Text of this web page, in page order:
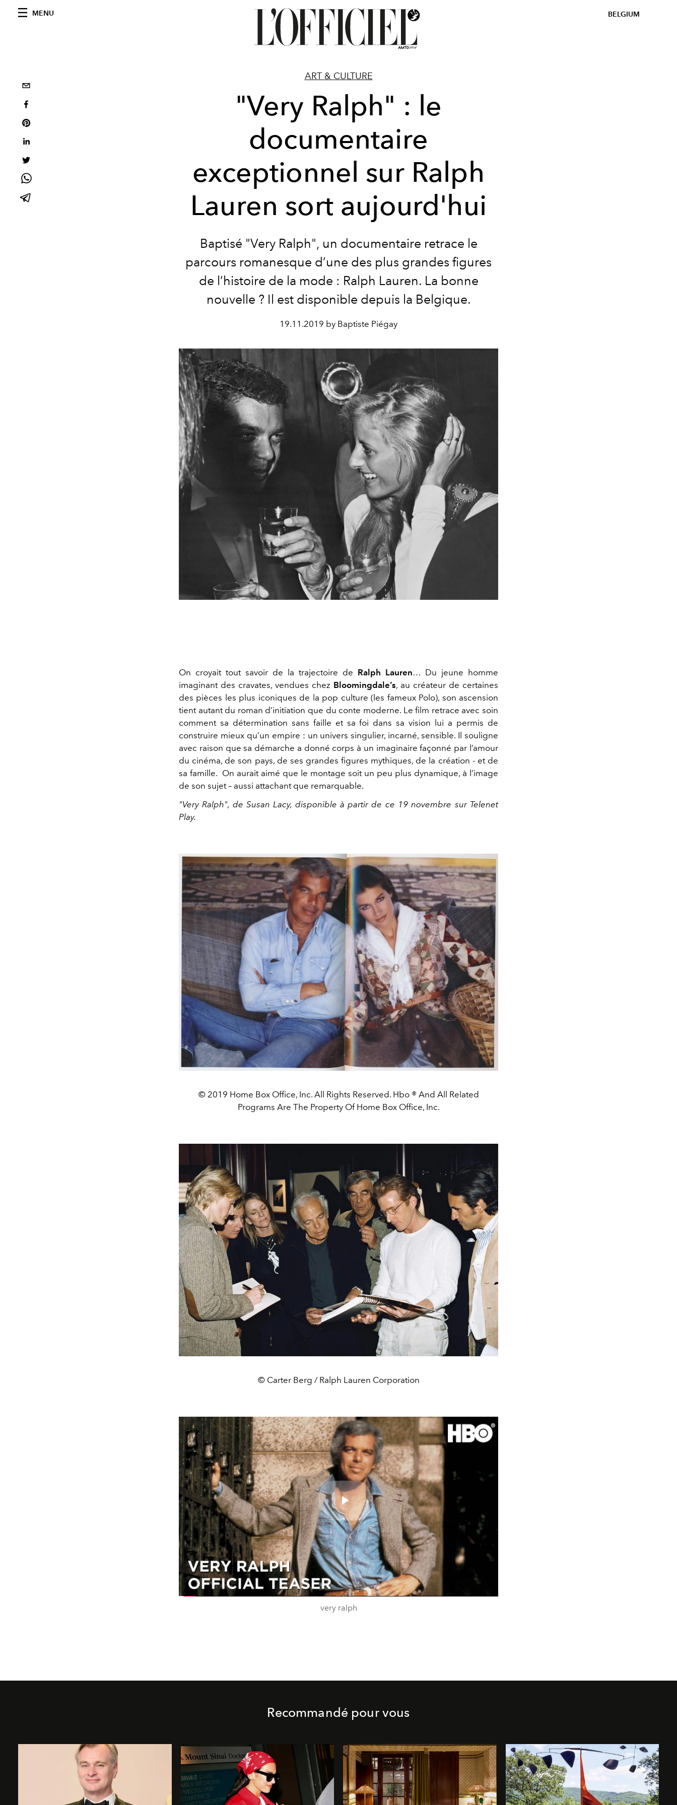
MENU BELGIUM
ART & CULTURE
"Very Ralph" : le
documentaire
exceptionnel sur Ralph
Lauren sort aujourd'hui
Baptisé "Very Ralph", un documentaire retrace le
parcours romanesque d’une des plus grandes figures
de l’histoire de la mode : Ralph Lauren. La bonne
nouvelle ? Il est disponible depuis la Belgique.
19.11.2019 by Baptiste Piégay
On croyait tout savoir de la trajectoire de Ralph Lauren… Du jeune homme
imaginant des cravates, vendues chez Bloomingdale’s, au créateur de certaines
des pièces les plus iconiques de la pop culture (les fameux Polo), son ascension
tient autant du roman d’initiation que du conte moderne. Le film retrace avec soin
comment sa détermination sans faille et sa foi dans sa vision lui a permis de
construire mieux qu’un empire : un univers singulier, incarné, sensible. Il souligne
avec raison que sa démarche a donné corps à un imaginaire façonné par l’amour
du cinéma, de son pays, de ses grandes figures mythiques, de la création - et de
sa famille. On aurait aimé que le montage soit un peu plus dynamique, à l’image
de son sujet – aussi attachant que remarquable.
"Very Ralph", de Susan Lacy, disponible à partir de ce 19 novembre sur Telenet
Play.
© 2019 Home Box Office, Inc. All Rights Reserved. Hbo ® And All Related
Programs Are The Property Of Home Box Office, Inc.
© Carter Berg / Ralph Lauren Corporation
Play
Video
very ralph
Recommandé pour vous